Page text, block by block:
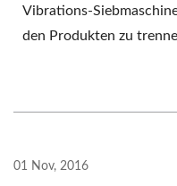
Vibrations-
den Produkten zu
01 Nov, 2016